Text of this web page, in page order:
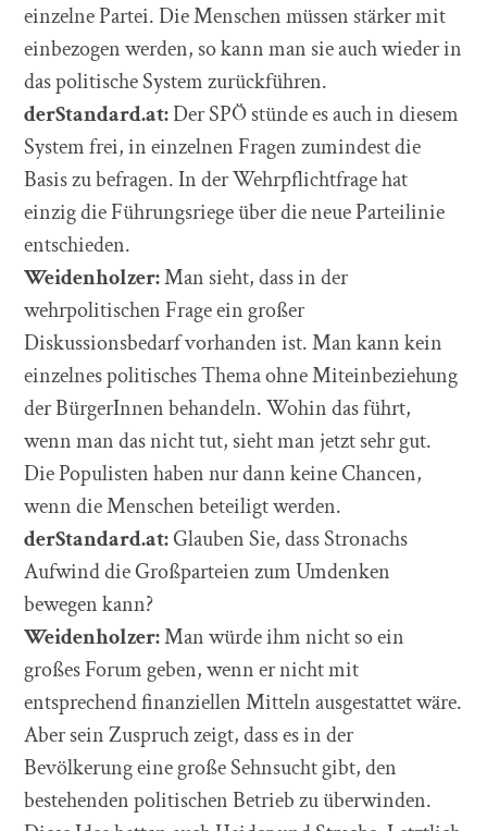
einzelne Partei. Die Menschen müssen stärker mit
einbezogen werden, so kann man sie auch wieder in
das politische System zurückführen.
derStandard.at:Der SPÖ stünde es auch in diesem
System frei, in einzelnen Fragen zumindest die
Basis zu befragen. In der Wehrpflichtfrage hat
einzig die Führungsriege über die neue Parteilinie
entschieden.
Weidenholzer:Man sieht, dass in der
wehrpolitischen Frage ein großer
Diskussionsbedarf vorhanden ist. Man kann kein
einzelnes politisches Thema ohne Miteinbeziehung
der BürgerInnen behandeln. Wohin das führt,
wenn man das nicht tut, sieht man jetzt sehr gut.
Die Populisten haben nur dann keine Chancen,
wenn die Menschen beteiligt werden.
derStandard.at:Glauben Sie, dass Stronachs
Aufwind die Großparteien zum Umdenken
bewegen kann?
Weidenholzer:Man würde ihm nicht so ein
großes Forum geben, wenn er nicht mit
entsprechend finanziellen Mitteln ausgestattet wäre.
Aber sein Zuspruch zeigt, dass es in der
Bevölkerung eine große Sehnsucht gibt, den
bestehenden politischen Betrieb zu überwinden.